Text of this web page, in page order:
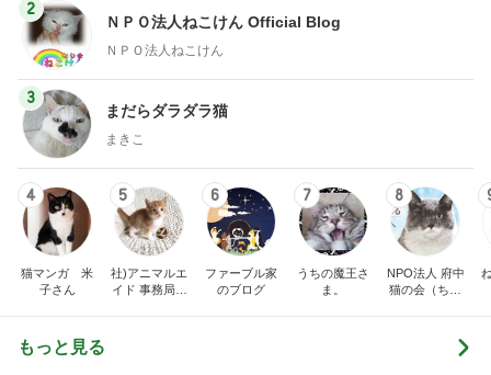
2
ＮＰＯ法人ねこけん Official Blog
ＮＰＯ法人ねこけん
3
まだらダラダラ猫
まきこ
4
猫マンガ 米
子さん
5
社)アニマルエ
イド 事務局＆
6
ファーブル家
のブログ
7
うちの魔王さ
ま。
8
NPO法人 府中
猫の会（ちゅ
もっと見る